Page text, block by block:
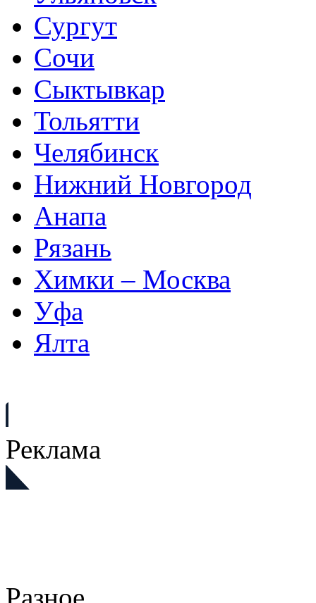
Сургут
Сочи
Сыктывкар
Тольятти
Челябинск
Нижний Новгород
Анапа
Рязань
Химки – Москва
Уфа
Ялта
Реклама
Разное